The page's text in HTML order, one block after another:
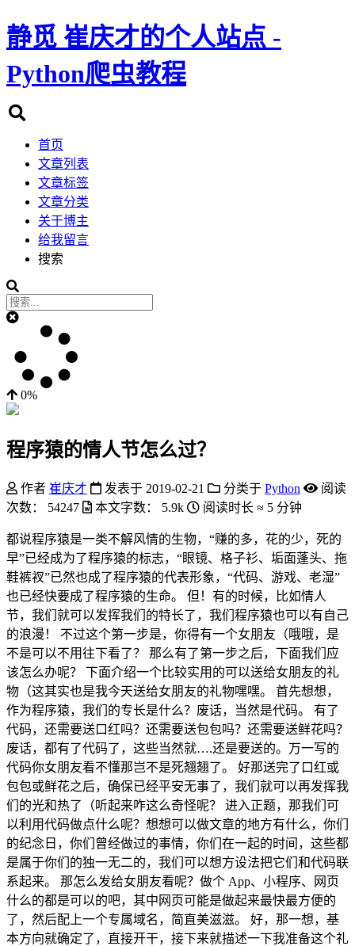
静觅 崔庆才的个人站点 -
Python爬虫教程
首页
文章列表
文章标签
文章分类
关于博主
给我留言
搜索
0%
程序猿的情人节怎么过？
作者 崔庆才 发表于 2019-02-21 分类于 Python
阅读
次数：
54247 本文字数： 5.9k 阅读时长 ≈ 5 分钟
都说程序猿是一类不解风情的生物，“赚的多，花的少，死的
早”已经成为了程序猿的标志，“眼镜、格子衫、垢面蓬头、拖
鞋裤衩”已然也成了程序猿的代表形象，“代码、游戏、老湿”
也已经快要成了程序猿的生命。 但！有的时候，比如情人
节，我们就可以发挥我们的特长了，我们程序猿也可以有自己
的浪漫！ 不过这个第一步是，你得有一个女朋友（哦哦，是
不是可以不用往下看了？ 那么有了第一步之后，下面我们应
该怎么办呢？ 下面介绍一个比较实用的可以送给女朋友的礼
物（这其实也是我今天送给女朋友的礼物嘿嘿。 首先想想，
作为程序猿，我们的专长是什么？废话，当然是代码。 有了
代码，还需要送口红吗？还需要送包包吗？还需要送鲜花吗？
废话，都有了代码了，这些当然就….还是要送的。万一写的
代码你女朋友看不懂那岂不是死翘翘了。 好那送完了口红或
包包或鲜花之后，确保已经平安无事了，我们就可以再发挥我
们的光和热了（听起来咋这么奇怪呢？ 进入正题，那我们可
以利用代码做点什么呢？想想可以做文章的地方有什么，你们
的纪念日，你们曾经做过的事情，你们在一起的时间，这些都
是属于你们的独一无二的，我们可以想方设法把它们和代码联
系起来。 那怎么发给女朋友看呢？做个 App、小程序、网页
什么的都是可以的吧，其中网页可能是做起来最快最方便的
了，然后配上一个专属域名，简直美滋滋。 好，那一想，基
本方向就确定了，直接开干，接下来就描述一下我准备这个礼